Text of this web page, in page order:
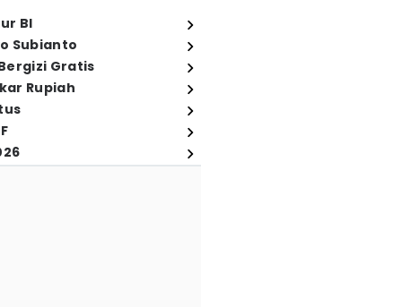
BI
Subianto
Gratis
Rupiah